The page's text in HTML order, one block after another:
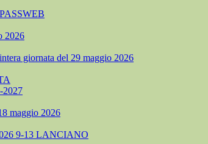
2026
giornata del 29 maggio 2026
maggio 2026
9-13 LANCIANO